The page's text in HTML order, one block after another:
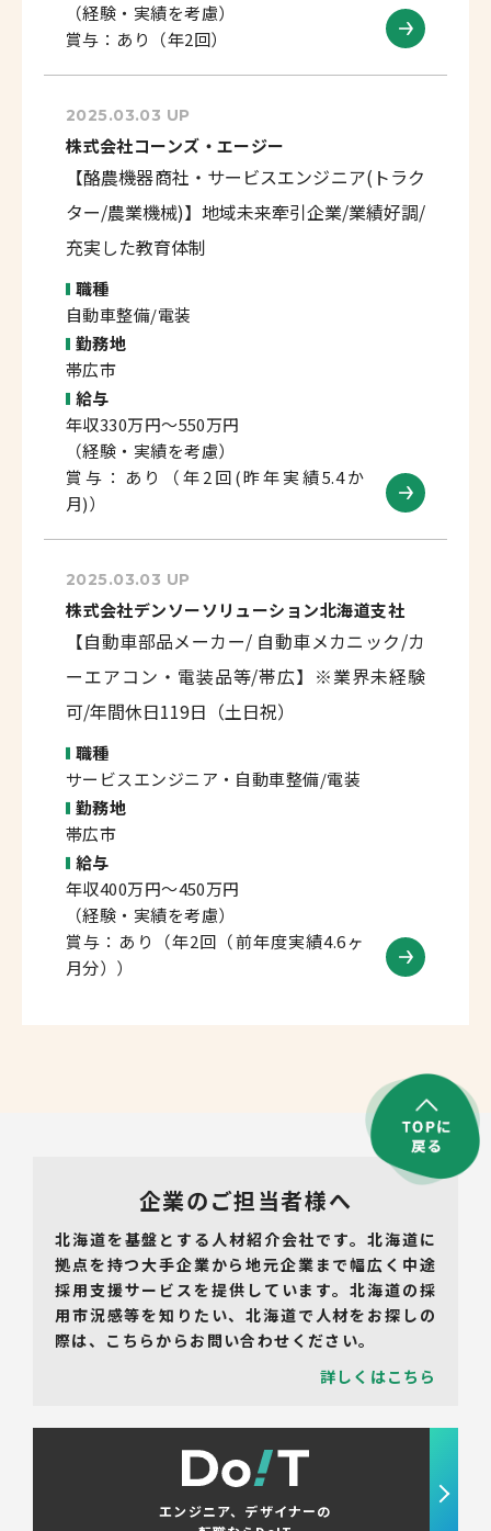
（経験・実績を考慮）
賞与：あり（年2回）
2025.03.03 UP
株式会社コーンズ・エージー
【酪農機器商社・サービスエンジニア(トラク
ター/農業機械)】地域未来牽引企業/業績好調/
充実した教育体制
職種
自動車整備/電装
勤務地
帯広市
給与
年収330万円～550万円
（経験・実績を考慮）
賞与：あり（年2回(昨年実績5.4か
月)）
2025.03.03 UP
株式会社デンソーソリューション北海道支社
【自動車部品メーカー/ 自動車メカニック/カ
ーエアコン・電装品等/帯広】※業界未経験
可/年間休日119日（土日祝）
職種
サービスエンジニア・自動車整備/電装
勤務地
帯広市
給与
年収400万円～450万円
（経験・実績を考慮）
賞与：あり（年2回（前年度実績4.6ヶ
月分））
企業のご担当者様へ
北海道を基盤とする人材紹介会社です。北海道に
拠点を持つ大手企業から地元企業まで幅広く中途
採用支援サービスを提供しています。北海道の採
用市況感等を知りたい、北海道で人材をお探しの
際は、こちらからお問い合わせください。
詳しくはこちら
エンジニア、デザイナーの